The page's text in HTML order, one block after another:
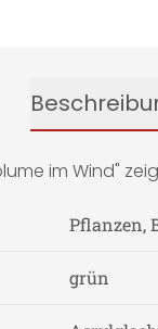
im Wind"
Pflanzen,
grün